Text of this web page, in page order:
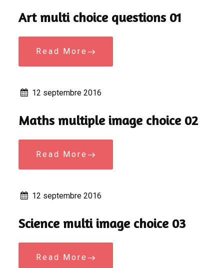
Art multi choice questions 01
Read More
12 septembre 2016
Maths multiple image choice 02
Read More
12 septembre 2016
Science multi image choice 03
Read More